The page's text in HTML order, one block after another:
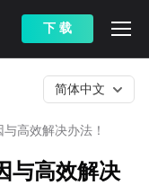
下 载
高效解决办法！
简体中文
与高效解决